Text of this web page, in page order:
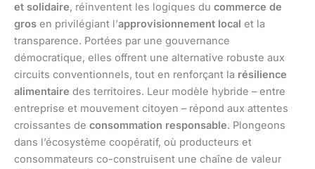
et solidaire, réinventent les logiques du commerce de
gros en privilégiant l’approvisionnement local et la
transparence. Portées par une gouvernance
démocratique, elles offrent une alternative robuste aux
circuits conventionnels, tout en renforçant la résilience
alimentaire des territoires. Leur modèle hybride – entre
entreprise et mouvement citoyen – répond aux attentes
croissantes de consommation responsable. Plongeons
dans l’écosystème coopératif, où producteurs et
consommateurs co-construisent une chaîne de valeur